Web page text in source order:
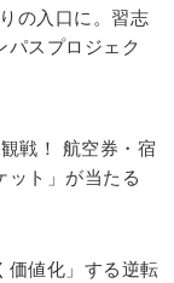
の入口に。習志
パスプロジェク
戦！ 航空券・宿
ット」が当たる
価値化」する逆転